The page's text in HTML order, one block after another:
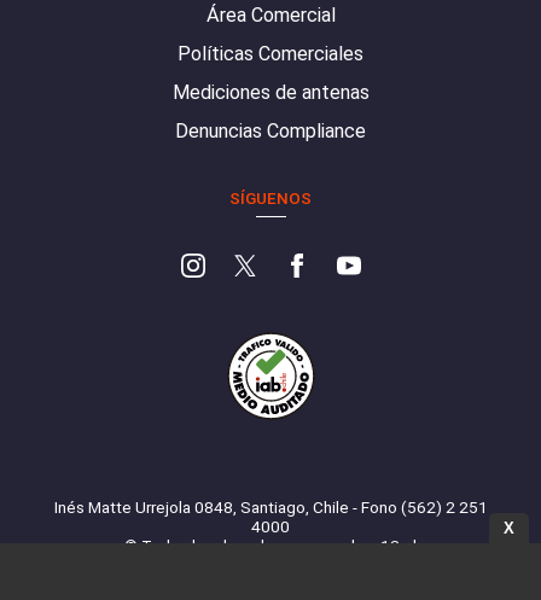
Área Comercial
Políticas Comerciales
Mediciones de antenas
Denuncias Compliance
SÍGUENOS
Inés Matte Urrejola 0848, Santiago, Chile - Fono (562) 2 251
4000
© Todos los derechos reservados. 13.cl
X